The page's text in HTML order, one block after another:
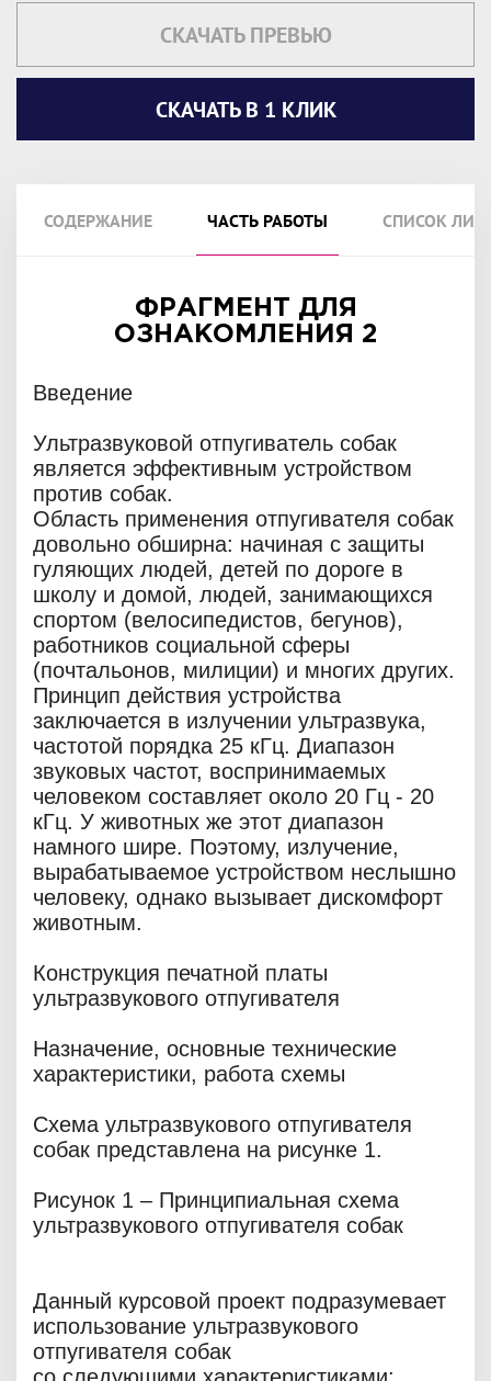
СКАЧАТЬ ПРЕВЬЮ
СКАЧАТЬ В 1 КЛИК
СОДЕРЖАНИЕ ЧАСТЬ РАБОТЫ СПИСОК
ФРАГМЕНТ ДЛЯ
ОЗНАКОМЛЕНИЯ 2
Введение
Ультразвуковой отпугиватель собак
является эффективным устройством
против собак.
Область применения отпугивателя собак
довольно обширна: начиная с защиты
гуляющих людей, детей по дороге в
школу и домой, людей, занимающихся
спортом (велосипедистов, бегунов),
работников социальной сферы
(почтальонов, милиции) и многих других.
Принцип действия устройства
заключается в излучении ультразвука,
частотой порядка 25 кГц. Диапазон
звуковых частот, воспринимаемых
человеком составляет около 20 Гц - 20
кГц. У животных же этот диапазон
намного шире. Поэтому, излучение,
вырабатываемое устройством неслышно
человеку, однако вызывает дискомфорт
животным.
Конструкция печатной платы
ультразвукового отпугивателя
Назначение, основные технические
характеристики, работа схемы
Схема ультразвукового отпугивателя
собак представлена на рисунке 1.
Рисунок 1 – Принципиальная схема
ультразвукового отпугивателя собак
Данный курсовой проект подразумевает
использование ультразвукового
отпугивателя собак